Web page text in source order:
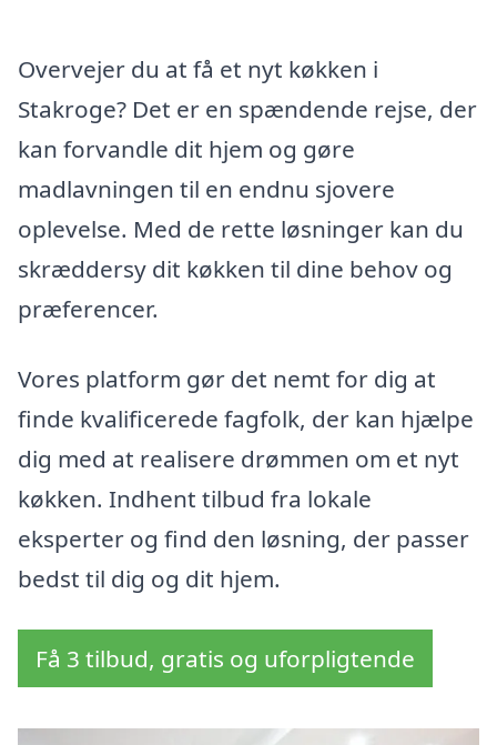
Overvejer du at få et nyt køkken i
Stakroge? Det er en spændende rejse, der
kan forvandle dit hjem og gøre
madlavningen til en endnu sjovere
oplevelse. Med de rette løsninger kan du
skræddersy dit køkken til dine behov og
præferencer.
Vores platform gør det nemt for dig at
finde kvalificerede fagfolk, der kan hjælpe
dig med at realisere drømmen om et nyt
køkken. Indhent tilbud fra lokale
eksperter og find den løsning, der passer
bedst til dig og dit hjem.
Få 3 tilbud, gratis og uforpligtende